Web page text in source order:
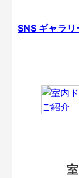
SNS ギャラリ